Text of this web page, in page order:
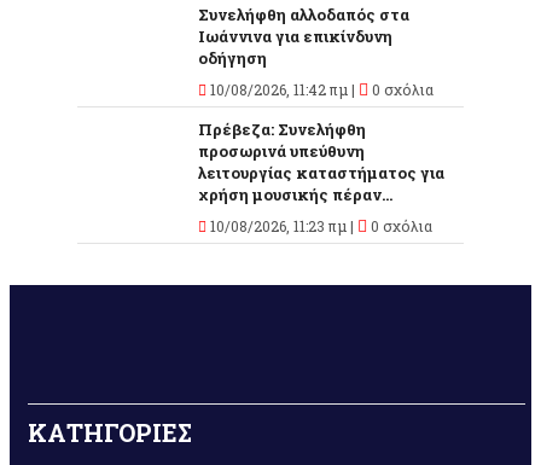
Συνελήφθη αλλοδαπός στα
Ιωάννινα για επικίνδυνη
οδήγηση
10/08/2026, 11:42 πμ | 0 σχόλια
Πρέβεζα: Συνελήφθη
προσωρινά υπεύθυνη
λειτουργίας καταστήματος για
χρήση μουσικής πέραν...
10/08/2026, 11:23 πμ | 0 σχόλια
ΚΑΤΗΓΟΡΙΕΣ